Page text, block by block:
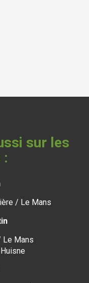
sur les
:
/ Le Mans
Le Mans